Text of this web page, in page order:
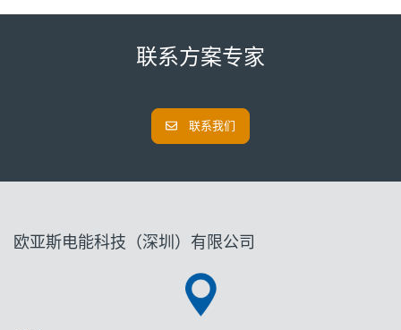
联系方案专家
联系我们
欧亚斯电能科技（深圳）有限公司